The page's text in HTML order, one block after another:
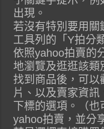
出現。
若沒有特別要用關
工具列的「Y拍分
依照yahoo拍賣的
地瀏覽及逛逛該類
找到商品後，可以
片、以及賣家資
下標的選項。（也
yahoo拍賣，並分